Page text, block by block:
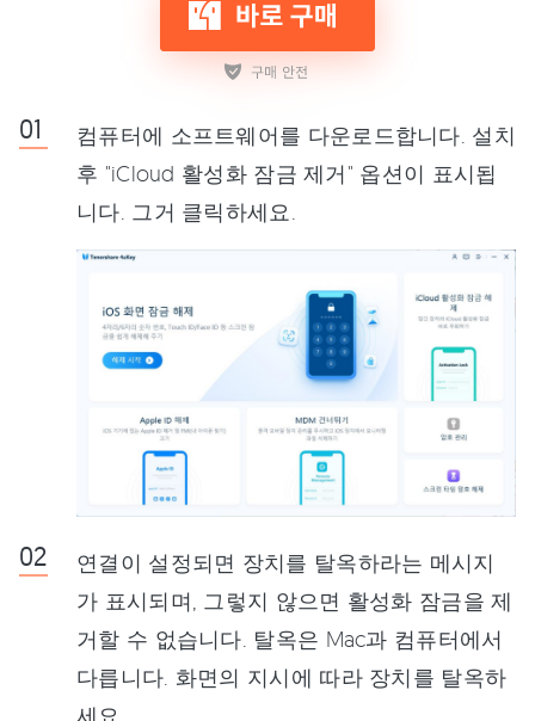
컴퓨터에 소프트웨어를 다운로드합니다. 설치
후 "iCloud 활성화 잠금 제거" 옵션이 표시됩
니다. 그거 클릭하세요.
연결이 설정되면 장치를 탈옥하라는 메시지
가 표시되며, 그렇지 않으면 활성화 잠금을 제
거할 수 없습니다. 탈옥은 Mac과 컴퓨터에서
다릅니다. 화면의 지시에 따라 장치를 탈옥하
세요.